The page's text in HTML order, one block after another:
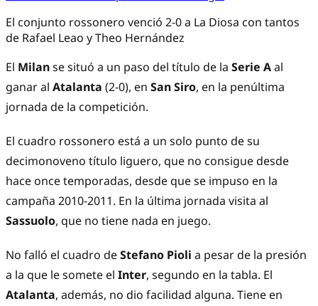
El conjunto rossonero venció 2-0 a La Diosa con tantos
de Rafael Leao y Theo Hernández
El Milanse situó a un paso del título de la Serie Aal
ganar al Atalanta (2-0), en San Siro, en la penúltima
jornada de la competición.
El cuadro rossonero está a un solo punto de su
decimonoveno título liguero, que no consigue desde
hace once temporadas, desde que se impuso en la
campaña 2010-2011. En la última jornada visita al
Sassuolo, que no tiene nada en juego.
No falló el cuadro deStefano Pioli a pesar de la presión
a la que le somete el Inter, segundo en la tabla. El
Atalanta, además, no dio facilidad alguna. Tiene en